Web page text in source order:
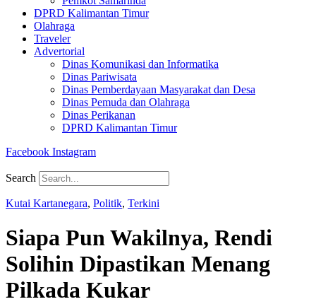
DPRD Kalimantan Timur
Olahraga
Traveler
Advertorial
Dinas Komunikasi dan Informatika
Dinas Pariwisata
Dinas Pemberdayaan Masyarakat dan Desa
Dinas Pemuda dan Olahraga
Dinas Perikanan
DPRD Kalimantan Timur
Facebook Instagram
Search
Kutai Kartanegara, Politik, Terkini
Siapa Pun Wakilnya, Rendi
Solihin Dipastikan Menang
Pilkada Kukar